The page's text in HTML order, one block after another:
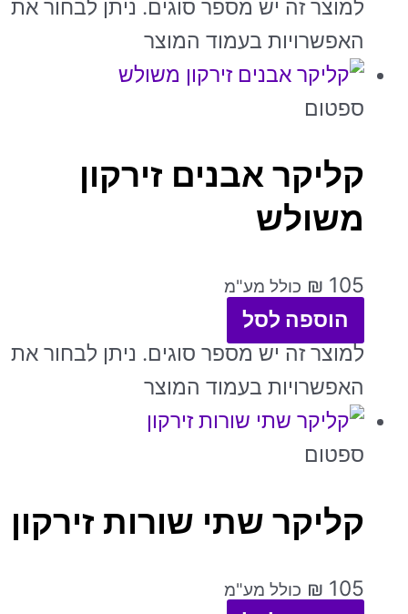
למוצר זה יש מספר סוגים. ניתן לבחור את
האפשרויות בעמוד המוצר
ספטום
קליקר אבנים זירקון
משולש
₪ 105 כולל מע"מ
הוספה לסל
למוצר זה יש מספר סוגים. ניתן לבחור את
האפשרויות בעמוד המוצר
ספטום
קליקר שתי שורות זירקון
₪ 105 כולל מע"מ